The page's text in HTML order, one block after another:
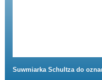
Suwmiarka Schultza do